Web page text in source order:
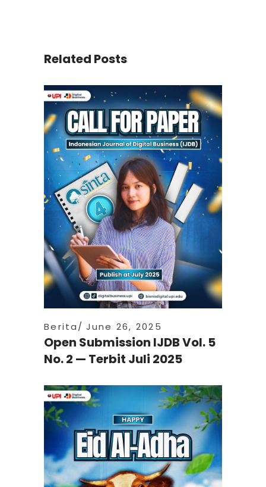
Related Posts
Berita June 26, 2025
Open Submission IJDB Vol. 5
No. 2 — Terbit Juli 2025